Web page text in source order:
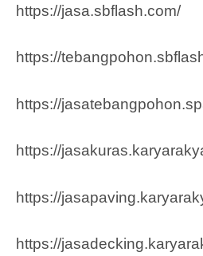
https://jasa.sbflash.com/
https://
https://
https://
https://
https://